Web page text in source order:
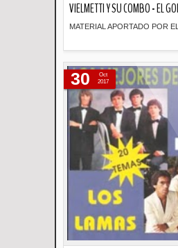
VIELMETTI Y SU COMBO - EL
MATERIAL APORTADO POR
30
Oct
2017